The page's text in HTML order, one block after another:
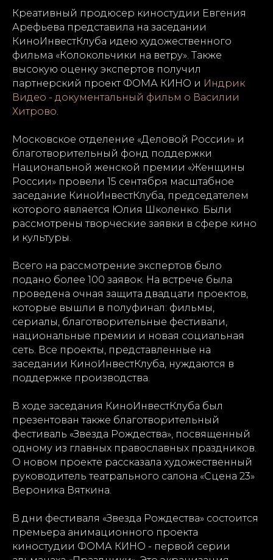
Креативный продюсер киностудии Евгения
Арефьева представила на заседании
КиноИнвестКлуба идею художественного
фильма «Колокольчики на ветру». Также
высокую оценку экспертов получил
партнерский проект ФОМА КИНО и Индрик
Видео - документальный фильм о Василии
Хитрово.
Московское отделение «Деловой России» и
благотворительный фонд поддержки
Национальной женской премии «Женщины
России» провели 15 сентября масштабное
заседание КиноИнвестКлуба, председателем
которого является Юлия Школенко. Были
рассмотрены творческие заявки в сфере кино
и культуры.
Всего на рассмотрение экспертов было
подано более 100 заявок. На встрече была
проведена очная защита двадцати проектов,
которые вышли в полуфинал: фильмы,
сериалы, благотворительные фестивали,
национальные премии и новая социальная
сеть. Все проекты, представленные на
заседании КиноИнвестКлуба, нуждаются в
поддержке производства.
В ходе заседания КиноИнвестКлуба был
презентован также благотворительный
фестиваль «Звезда Рождества», посвященный
одному из главных православных праздников.
О новом проекте рассказала художественный
руководитель театрального салона «Сцена 23»
Вероника Вяткина.
В дни фестиваля «Звезда Рождества» состоится
премьера анимационного проекта
киностудии ФОМА КИНО - первой серии